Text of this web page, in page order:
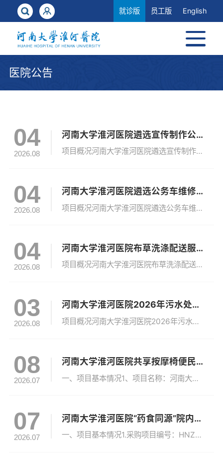
就诊版 员工版 English
医院公告
04
2026.08
河南大学淮河医院遴选宣传制作公司服务项目遴选公告
项目概况河南大学淮河医院遴选宣传制作公司服务项目的潜在供应商应在河南星际项目管理有限公司获取遴选文件，并于2026年08月18日09时00分（北京时间）前递交响应文件。一、项目基本情况1.项目编号：XJGL-26011062.项目名称：河南大学淮河医院遴选宣传制作公司服务项目3.采购方式：公开遴选4.最高限价（费率）：100%5.采购需求（包括但不限于标的的名称、数量、简要技术需求或服务要求等...
04
2026.08
河南大学淮河医院遴选公务车维修服务项目遴选公告
项目概况河南大学淮河医院遴选公务车维修服务项目的潜在供应商应在河南星际项目管理有限公司获取遴选文件，并于2026年08月18日09时00分（北京时间）前递交响应文件。一、项目基本情况1.项目编号：XJGL-26011072.项目名称：河南大学淮河医院遴选公务车维修服务项目3.采购方式：公开遴选4.最高限价（费率）：配件报价100%，工时费报价100%。5.采购需求（包括但不限于标的的名称、数量...
04
2026.08
河南大学淮河医院布草洗涤配送服务项目公开招标公告
项目概况河南大学淮河医院布草洗涤配送服务项目招标项目的潜在投标人应在“河南省公共资源交易中心（https://hnsggzyjy.henan.gov.cn/）”网站获取招标文件，并于2026年08月25日09时00分（北京时间）前递交投标文件。一、项目基本情况1、项目编号：豫财招标采购-2026-9382、项目名称：河南大学淮河医院布草洗涤配送服务项目3、采购方式：公开招标4、预算金额：487...
03
2026.08
河南大学淮河医院2026年污水处理运维服务采购项目竞争性磋商公告
项目概况河南大学淮河医院2026年污水处理运维服务采购项目的潜在供应商应在海隆工程咨询有限公司（郑州市郑东新区金水东路85号雅宝东方国际广场1号楼河南自贸大厦8层）获取竞争性磋商文件，并于2026年08月14日9时00分（北京时间）前递交响应性文件。一、项目基本情况1、项目编号：HLZB-2026-1802、项目名称：河南大学淮河医院2026年污水处理运维服务采购项目3、采购方式：竞争性磋商4...
08
2026.07
河南大学淮河医院共享按摩椅便民服务采购项目流标公告
一、项目基本情况1、项目名称：河南大学淮河医院共享按摩椅便民服务采购项目2、采购方式：竞争性谈判3、公告发布日期：2026年06月29日二、流标情况响应文件提交截止时间前递交响应文件的供应商不足三家，本项目流标。三、公告发布的媒介本次公告在《中国招标投标公共服务平台》、《河南大学淮河医院官网》、《中国采购与招标网》上发布。四、联系事项1.采购人信息名称：河南大学淮河医院地址：河南省开封市鼓楼区...
07
2026.07
河南大学淮河医院“药食同源”院内外一体化运营服务采购项目成交结果公告
一、项目基本情况1.采购项目编号：HNZB[2026]N02602.采购项目名称：河南大学淮河医院“药食同源”院内外一体化运营服务采购项目3.采购方式：竞争性磋商4.采购公告发布日期：2026年06月22日5.评审日期：2026年07月03日二、成交情况成交人：深圳市智数慧医科技服务有限公司成交费率：线上销售80%；线下销售90%服务期限：3年成交人地址：深圳市南山区西丽街道松坪山社区乌石头路...